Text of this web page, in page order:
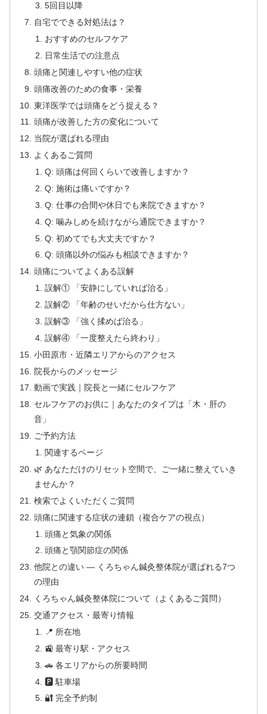
5回目以降
自宅でできる対処法は？
おすすめのセルフケア
日常生活での注意点
頭痛と関連しやすい他の症状
頭痛改善のための食事・栄養
東洋医学では頭痛をどう捉える？
頭痛が改善した方の変化について
当院が選ばれる理由
よくあるご質問
Q: 頭痛は何回くらいで改善しますか？
Q: 施術は痛いですか？
Q: 仕事の合間や休日でも来院できますか？
Q: 噛みしめを続けながら通院できますか？
Q: 初めてでも大丈夫ですか？
Q: 頭痛以外の悩みも相談できますか？
頭痛についてよくある誤解
誤解① 「安静にしていれば治る」
誤解② 「年齢のせいだから仕方ない」
誤解③ 「強く揉めば治る」
誤解④ 「一度整えたら終わり」
小田原市・近隣エリアからのアクセス
院長からのメッセージ
動画で実践｜院長と一緒にセルフケア
セルフケアのお供に｜あなたのタイプは「木・肝の
音」
ご予約方法
関連するページ
🌿 あなただけのリセット空間で、ご一緒に整えていき
ませんか？
検索でよくいただくご質問
頭痛に関連する症状の連鎖（複合ケアの視点）
頭痛と気象の関係
頭痛と顎関節症の関係
他院との違い — くろちゃん鍼灸整体院が選ばれる7つ
の理由
くろちゃん鍼灸整体院について（よくあるご質問）
交通アクセス・最寄り情報
📍 所在地
🚉 最寄り駅・アクセス
🚗 各エリアからの所要時間
🅿 駐車場
🔐 完全予約制